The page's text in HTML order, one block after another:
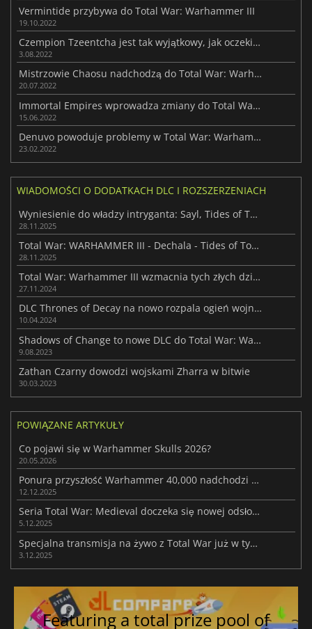
Vermintide przybywa do Total War: Warhammer III
19.10.2022
Czempion Tzeentcha jest tak wyjątkowy, jak oczekiwano w Total War: Warhammer III
3.08.2022
Mistrzowie Chaosu nadchodzą do Total War: Warhammer III
20.07.2022
Immortal Empires wprowadza zmiany do Total War: Warhammer III tego lata
15.06.2022
Denuvo powoduje problemy w Total War: Warhammer III
23.02.2022
WIADOMOŚCI O DODATKACH DLC I ROZSZERZENIACH
Wyniesienie do władzy intryganta: Sayl, Tides of Torment
28.11.2025
Total War: WARHAMMER III - Dechala - Tides of Torment
28.11.2025
Total War: Warhammer III wzmacnia tych złych dzięki Omens of Destruction
27.11.2024
DLC Thrones of Decay na nowo rozpala ogień wojny w Total War: Warhammer III
10.04.2024
Shadows of Change to nowe DLC do Total War: Warhammer III
9.08.2023
Zathan Czarny dowodzi wojskami Zharra w bitwie
30.03.2023
POWIĄZANE ARTYKUŁY
Co pojawi się w Warhammer Skulls 2026?
20.05.2026
Ponura przyszłość Warhammer 40,000 nadchodzi do serii Total War
12.12.2025
Seria Total War: Medieval doczeka się nowej odsłony
5.12.2025
Specjalna transmisja na żywo z Total War już w tym tygodniu
3.12.2025
Featuring a total prize pool of